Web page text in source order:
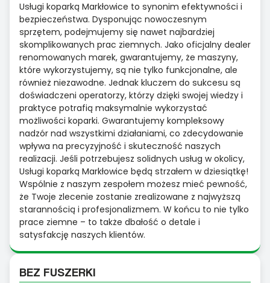
Usługi koparką Markłowice to synonim efektywności i
bezpieczeństwa. Dysponując nowoczesnym
sprzętem, podejmujemy się nawet najbardziej
skomplikowanych prac ziemnych. Jako oficjalny dealer
renomowanych marek, gwarantujemy, że maszyny,
które wykorzystujemy, są nie tylko funkcjonalne, ale
również niezawodne. Jednak kluczem do sukcesu są
doświadczeni operatorzy, którzy dzięki swojej wiedzy i
praktyce potrafią maksymalnie wykorzystać
możliwości koparki. Gwarantujemy kompleksowy
nadzór nad wszystkimi działaniami, co zdecydowanie
wpływa na precyzyjność i skuteczność naszych
realizacji. Jeśli potrzebujesz solidnych usług w okolicy,
Usługi koparką Markłowice będą strzałem w dziesiątkę!
Wspólnie z naszym zespołem możesz mieć pewność,
że Twoje zlecenie zostanie zrealizowane z najwyższą
starannością i profesjonalizmem. W końcu to nie tylko
prace ziemne – to także dbałość o detale i
satysfakcję naszych klientów.
BEZ FUSZERKI